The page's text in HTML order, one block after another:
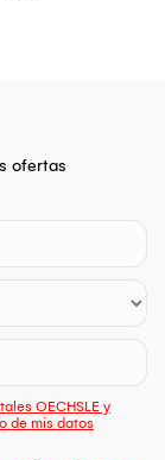
ofertas
OECHSLE y
de mis datos